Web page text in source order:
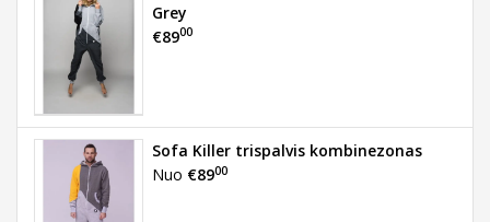
Grey
€8900
Sofa Killer trispalvis kombinezonas
Nuo €8900